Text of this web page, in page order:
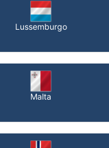
Lussemburgo
Malta